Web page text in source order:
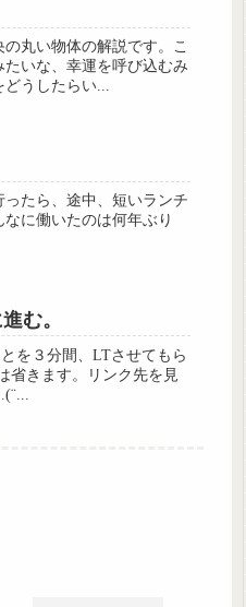
丸い物体の解説です。こ
いな、幸運を呼び込むみ
どうしたらい...
たら、途中、短いランチ
に働いたのは何年ぶり
む。
を３分間、LTさせてもら
省きます。リンク先を見